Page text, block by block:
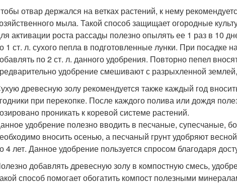
отвар держался на ветках растений, к нему
мыла. Такой способ защищает огородные
активации роста рассады полезно опылять ее 1 раз в 10
1 ст. л. сухого пепла в подготовленные лунки. При посадке
по 2 ст. л. данного удобрения. Повторно пепел
удобрение смешивают с разрыхленной
древесную золу рекомендуется также каждый год
при перекопке. После каждого полива или дождя
проникать к коревой системе растений.
удобрение полезно вводить в песчаные, супесчаные,
вносить осенью, а песчаный грунт удобряют
4 лет. Данное удобрение пользуется спросом благодаря
добавлять древесную золу в компостную смесь,
способ помогает обогатить компост полезными